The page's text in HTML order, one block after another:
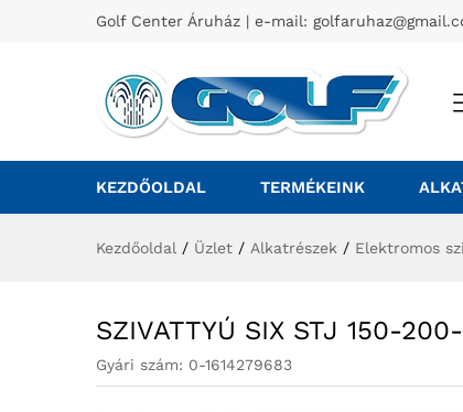
Golf Center Áruház | e-mail:
KEZDŐOLDAL TERMÉKEINK
Kezdőoldal / Üzlet / Alkatrészek / Elektromos
SZIVATTYÚ SIX STJ 150-
Gyári szám: 0-1614279683